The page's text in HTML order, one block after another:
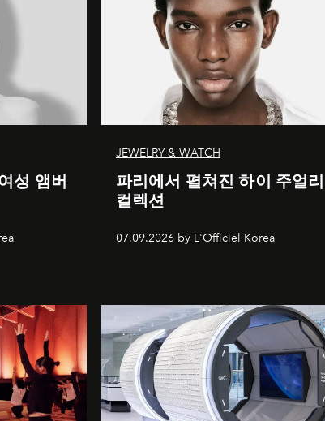
성 앰버
JEWELRY & WATCH
파리에서 펼쳐진 하이 주얼리
컬렉션
07.09.2026 by L'Officiel Korea